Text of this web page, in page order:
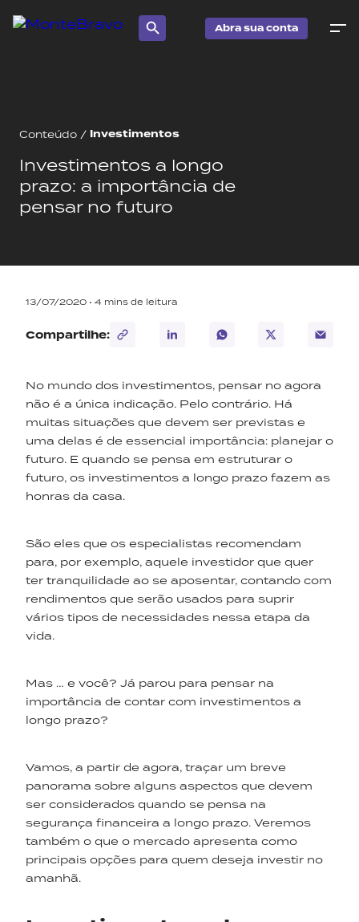
Abra sua conta
Conteúdo / Investimentos
Investimentos a longo
prazo: a importância de
pensar no futuro
13/07/2020 • 4 mins de leitura
Compartilhe:
No mundo dos investimentos, pensar no agora
não é a única indicação. Pelo contrário. Há
muitas situações que devem ser previstas e
uma delas é de essencial importância: planejar o
futuro. E quando se pensa em estruturar o
futuro, os investimentos a longo prazo fazem as
honras da casa.
São eles que os especialistas recomendam
para, por exemplo, aquele investidor que quer
ter tranquilidade ao se aposentar, contando com
rendimentos que serão usados para suprir
vários tipos de necessidades nessa etapa da
vida.
Mas … e você? Já parou para pensar na
importância de contar com investimentos a
longo prazo?
Vamos, a partir de agora, traçar um breve
panorama sobre alguns aspectos que devem
ser considerados quando se pensa na
segurança financeira a longo prazo. Veremos
também o que o mercado apresenta como
principais opções para quem deseja investir no
amanhã.